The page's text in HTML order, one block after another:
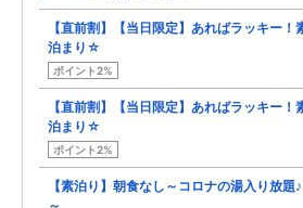
【直前割】【当日限定】あればラッキー！
泊まり☆
ポイント2%
【直前割】【当日限定】あればラッキー！
泊まり☆
ポイント2%
【素泊り】朝食なし～コロナの湯入り放題♪